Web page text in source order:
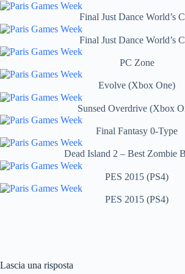
Final Just Dance World’s
Final Just Dance World’s
PC Zone
Evolve (Xbox One)
Sunsed Overdrive (Xbox
Final Fantasy 0-Type
Dead Island 2 – Best Zombie
PES 2015 (PS4)
PES 2015 (PS4)
Lascia una risposta